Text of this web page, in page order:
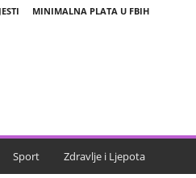
MINIMALNA PLATA U FBIH
Sport Zdravlje i Ljepota